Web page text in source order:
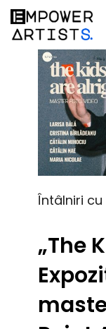
Întâlniri
„The